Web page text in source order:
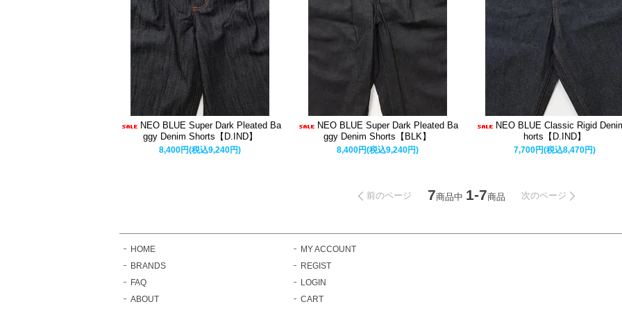
NEO BLUE Super Dark Pleated Ba
ggy Denim Shorts【D.IND】
8,400円(税込9,240円)
NEO BLUE Super Dark Pleated Ba
ggy Denim Shorts【BLK】
8,400円(税込9,240円)
NEO BLUE Classic Rigid
horts【D.IND】
7,700円(税込8,470円)
前のページ 7商品中 1-7商品 次のページ
HOME
BRANDS
FAQ
ABOUT
MY ACCOUNT
REGIST
LOGIN
CART